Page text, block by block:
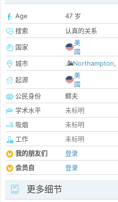
Age
47 岁
搜索
认真的关系
国家
美
國
城市
Northampton,
起源
美
國
公民身份
鳏夫
学术水平
未标明
吸烟
未标明
工作
未标明
我的朋友们
登录
会员自
登录
更多细节